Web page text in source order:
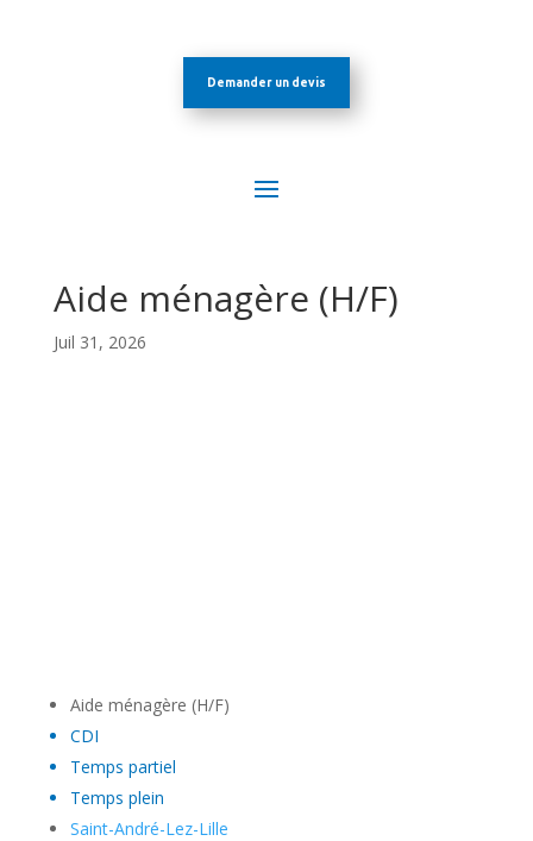
Demander un devis
Aide ménagère (H/F)
Juil 31, 2026
Aide ménagère (H/F)
CDI
Temps partiel
Temps plein
Saint-André-Lez-Lille